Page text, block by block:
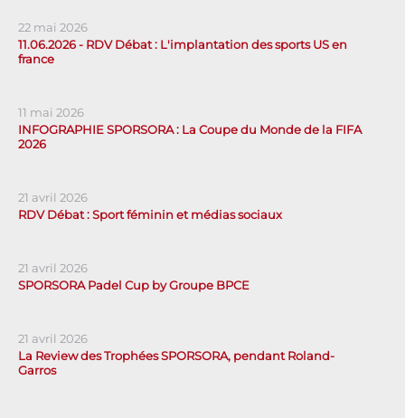
22 mai 2026
11.06.2026 - RDV Débat : L'implantation des sports US en
france
11 mai 2026
INFOGRAPHIE SPORSORA : La Coupe du Monde de la FIFA
2026
21 avril 2026
RDV Débat : Sport féminin et médias sociaux
21 avril 2026
SPORSORA Padel Cup by Groupe BPCE
21 avril 2026
La Review des Trophées SPORSORA, pendant Roland-
Garros